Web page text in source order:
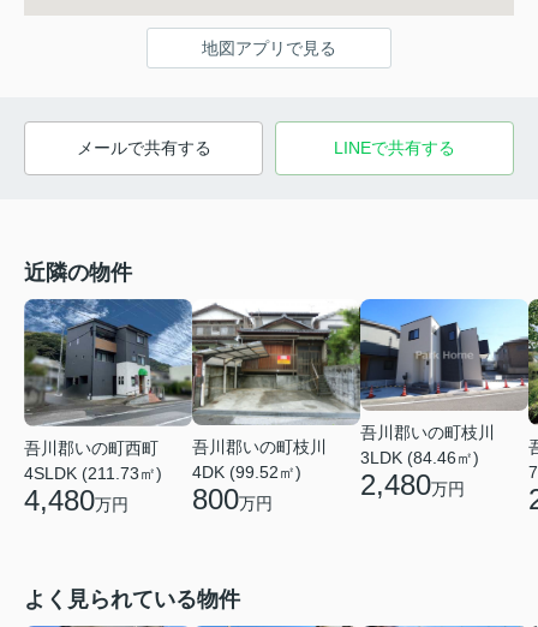
地図アプリで見る
メールで共有する LINEで共有する
近隣の物件
吾川郡いの町西町
4SLDK (211.73㎡)
4,480万円
吾川郡いの町枝川
4DK (99.52㎡)
800万円
吾川郡いの町枝川
3LDK (84.46㎡)
2,480万円
よく見られている物件